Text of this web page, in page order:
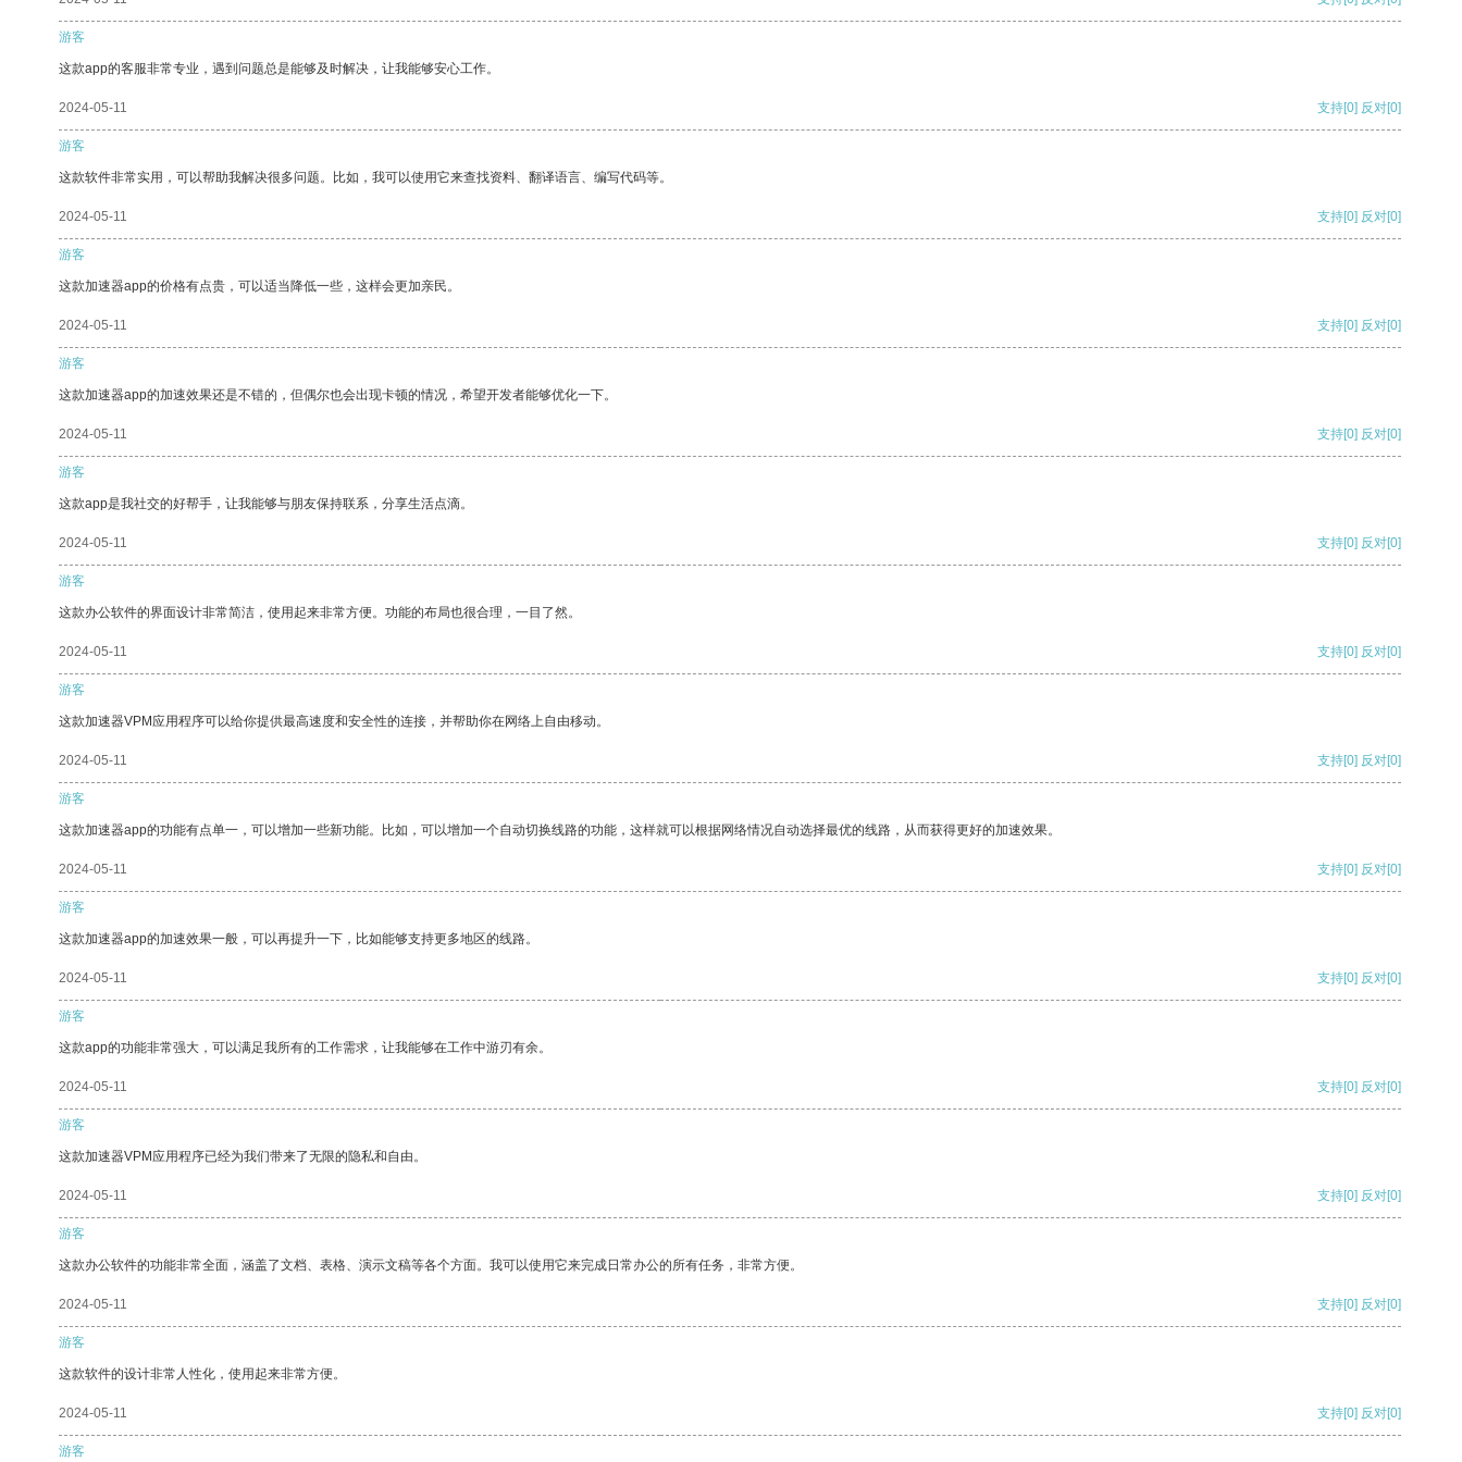
游客
这款app的客服非常专业，遇到问题总是能够及时解决，让我能够安心工作。
2024-05-11 支持[0] 反对[0]
游客
这款软件非常实用，可以帮助我解决很多问题。比如，我可以使用它来查找资料、翻译语言、编写代码等。
2024-05-11 支持[0] 反对[0]
游客
这款加速器app的价格有点贵，可以适当降低一些，这样会更加亲民。
2024-05-11 支持[0] 反对[0]
游客
这款加速器app的加速效果还是不错的，但偶尔也会出现卡顿的情况，希望开发者能够优化一下。
2024-05-11 支持[0] 反对[0]
游客
这款app是我社交的好帮手，让我能够与朋友保持联系，分享生活点滴。
2024-05-11 支持[0] 反对[0]
游客
这款办公软件的界面设计非常简洁，使用起来非常方便。功能的布局也很合理，一目了然。
2024-05-11 支持[0] 反对[0]
游客
这款加速器VPM应用程序可以给你提供最高速度和安全性的连接，并帮助你在网络上自由移动。
2024-05-11 支持[0] 反对[0]
游客
这款加速器app的功能有点单一，可以增加一些新功能。比如，可以增加一个自动切换线路的功能，这样就可以根据网络情况自动选择最优的线路，从而获得更好的加速效果。
2024-05-11 支持[0] 反对[0]
游客
这款加速器app的加速效果一般，可以再提升一下，比如能够支持更多地区的线路。
2024-05-11 支持[0] 反对[0]
游客
这款app的功能非常强大，可以满足我所有的工作需求，让我能够在工作中游刃有余。
2024-05-11 支持[0] 反对[0]
游客
这款加速器VPM应用程序已经为我们带来了无限的隐私和自由。
2024-05-11 支持[0] 反对[0]
游客
这款办公软件的功能非常全面，涵盖了文档、表格、演示文稿等各个方面。我可以使用它来完成日常办公的所有任务，非常方便。
2024-05-11 支持[0] 反对[0]
游客
这款软件的设计非常人性化，使用起来非常方便。
2024-05-11 支持[0] 反对[0]
游客